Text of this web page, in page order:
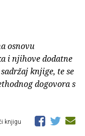
osnovu
i njihove dodatne
knjige, te se
dogovora s
knjigu